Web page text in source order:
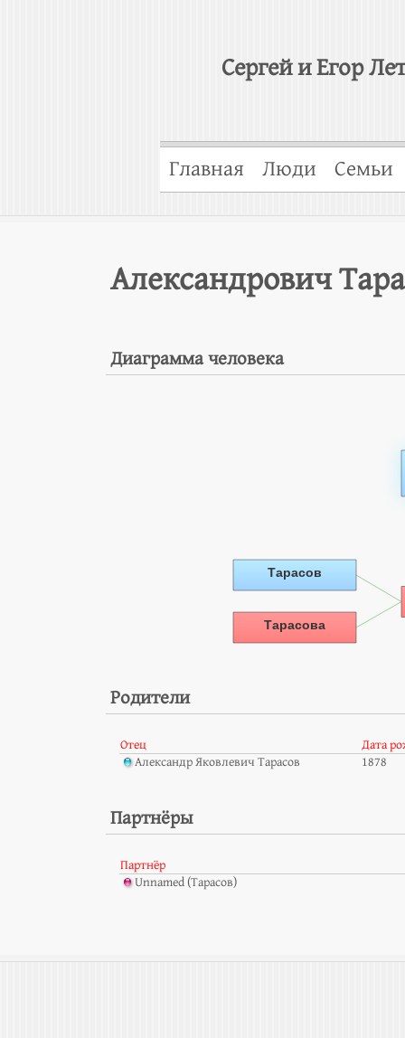
Сергей и Егор
Главная Люди Семьи
Александрович
Диаграмма человека
Родители
Отец
Дата
Александр Яковлевич Тарасов
1878
Партнёры
Партнёр
Unnamed (Тарасов)